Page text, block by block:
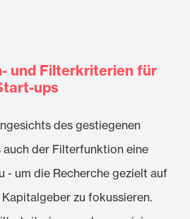
und Filterkriterien für
ups
des gestiegenen
der Filterfunktion eine
- um die Recherche gezielt auf
zu fokussieren.